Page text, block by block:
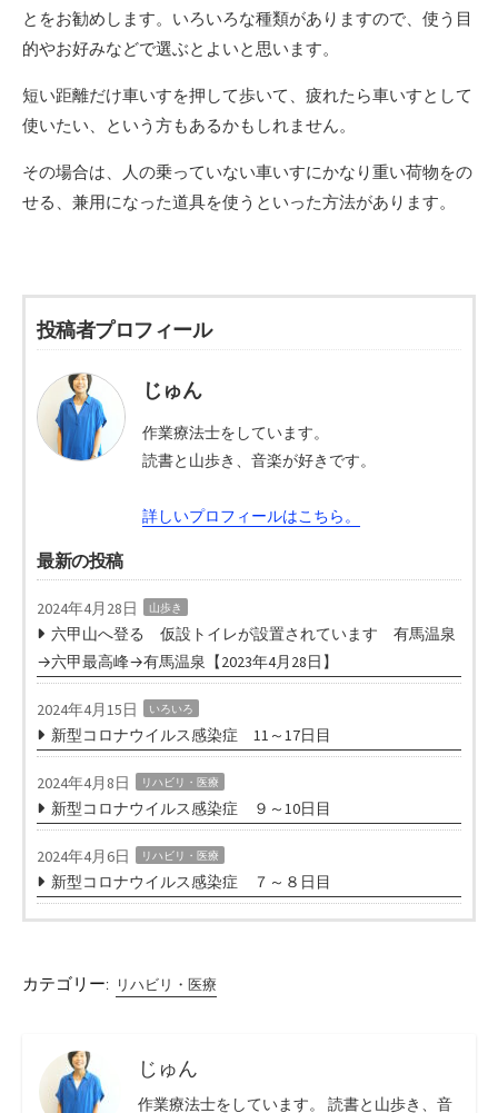
とをお勧めします。いろいろな種類がありますので、使う目
的やお好みなどで選ぶとよいと思います。
短い距離だけ車いすを押して歩いて、疲れたら車いすとして
使いたい、という方もあるかもしれません。
その場合は、人の乗っていない車いすにかなり重い荷物をの
せる、兼用になった道具を使うといった方法があります。
投稿者プロフィール
じゅん
作業療法士をしています。
読書と山歩き、音楽が好きです。
詳しいプロフィールはこちら。
最新の投稿
2024年4月28日 山歩き
六甲山へ登る 仮設トイレが設置されています 有馬温泉
→六甲最高峰→有馬温泉【2023年4月28日】
2024年4月15日 いろいろ
新型コロナウイルス感染症 11～17日目
2024年4月8日 リハビリ・医療
新型コロナウイルス感染症 ９～10日目
2024年4月6日 リハビリ・医療
新型コロナウイルス感染症 ７～８日目
カテゴリー: リハビリ・医療
じゅん
作業療法士をしています。 読書と山歩き、音